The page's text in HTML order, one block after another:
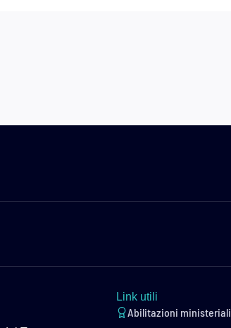
Link utili
Abilitazioni ministeriali